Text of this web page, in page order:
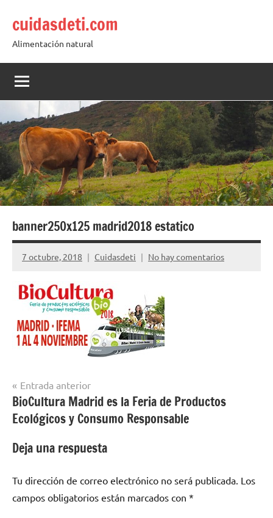
contenido
cuidasdeti.com
Alimentación natural
banner250x125 madrid2018 estatico
7 octubre, 2018 Cuidasdeti No hay comentarios
Navegación
de
entradas
Entrada anterior
BioCultura Madrid es la Feria de Productos
Ecológicos y Consumo Responsable
Deja una respuesta
Tu dirección de correo electrónico no será publicada. Los
campos obligatorios están marcados con *